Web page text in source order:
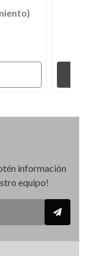
información
equipo!